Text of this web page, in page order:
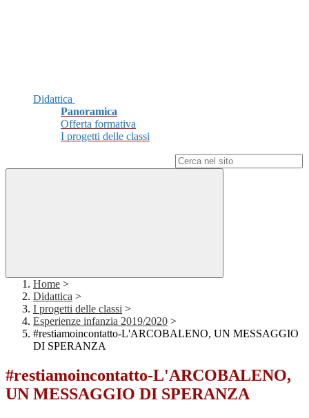
Didattica
Panoramica
Offerta formativa
I progetti delle classi
Home >
Didattica >
I progetti delle classi >
Esperienze infanzia 2019/2020 >
#restiamoincontatto-L'ARCOBALENO, UN MESSAGGIO
DI SPERANZA
#restiamoincontatto-L'ARCOBALENO,
UN MESSAGGIO DI SPERANZA